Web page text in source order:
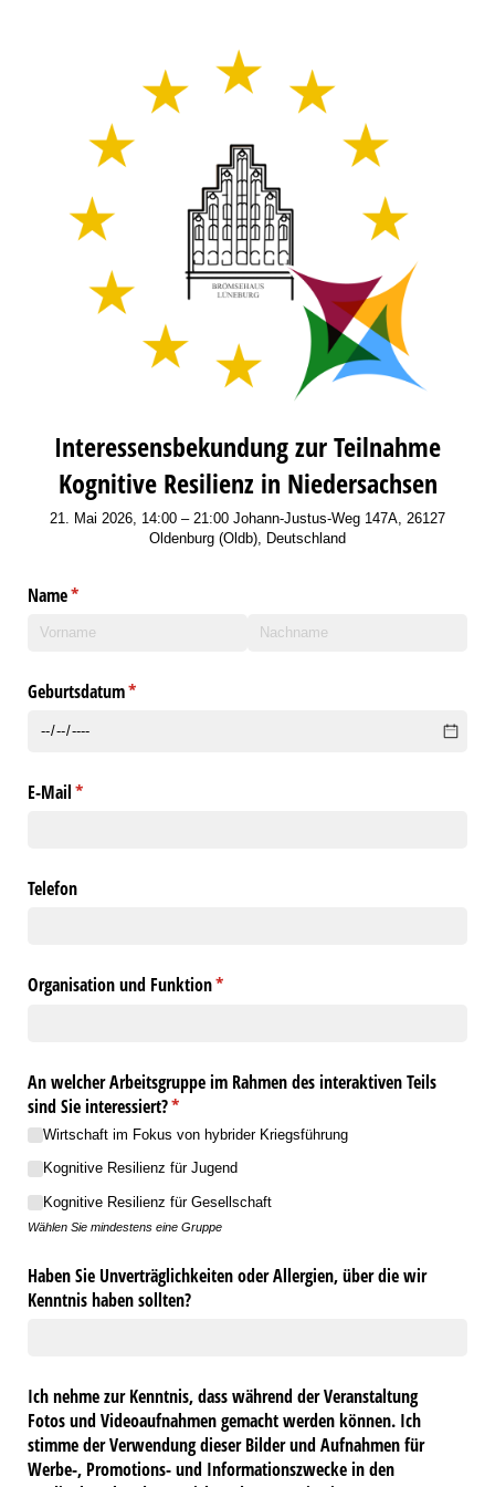
Interessensbekundung zur Teilnahme
Kognitive Resilienz in Niedersachsen
21. Mai 2026, 14:00 – 21:00 Johann-Justus-Weg 147A, 26127
Oldenburg (Oldb), Deutschland
Name*
(erforderlich)
Geburtsdatum*
(erforderlich)
E-Mail*
(erforderlich)
Telefon
Organisation und Funktion*
(erforderlich)
An welcher Arbeitsgruppe im Rahmen des interaktiven Teils
sind Sie interessiert?*
(erforderlich)
Wirtschaft im Fokus von hybrider Kriegsführung
Kognitive Resilienz für Jugend
Kognitive Resilienz für Gesellschaft
Wählen Sie mindestens eine Gruppe
Haben Sie Unverträglichkeiten oder Allergien, über die wir
Kenntnis haben sollten?
Ich nehme zur Kenntnis, dass während der Veranstaltung
Fotos und Videoaufnahmen gemacht werden können. Ich
stimme der Verwendung dieser Bilder und Aufnahmen für
Werbe-, Promotions- und Informationszwecke in den